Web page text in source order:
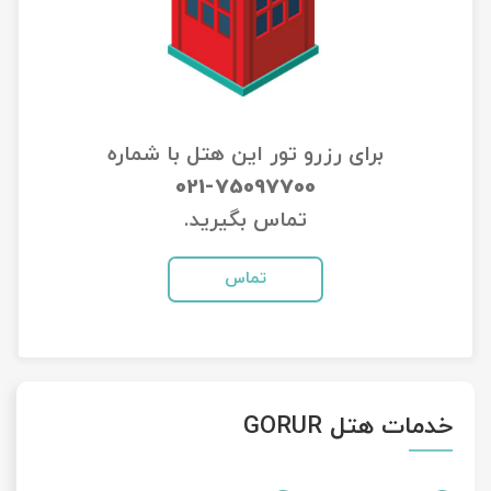
برای رزرو تور این هتل با شماره
021-75097700
تماس بگیرید.
تماس
خدمات هتل GORUR
تور مرداب هسل